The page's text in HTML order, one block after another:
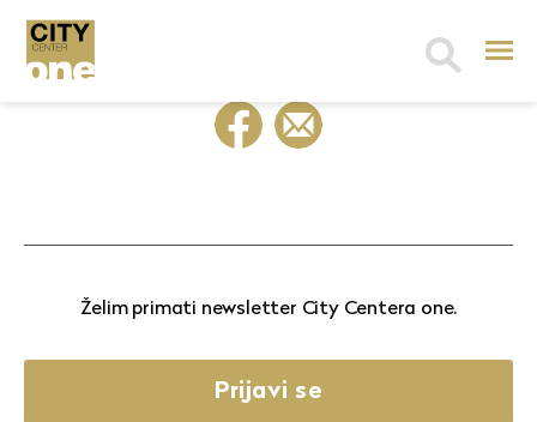
Search
Želim primati newsletter City Centera one.
Prijavi se